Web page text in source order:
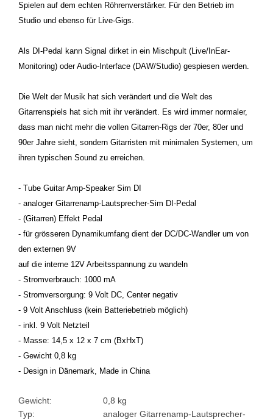
Spielen auf dem echten Röhrenverstärker. Für den Betrieb im
Studio und ebenso für Live-Gigs.
Als DI-Pedal kann Signal dirket in ein Mischpult (Live/InEar-
Monitoring) oder Audio-Interface (DAW/Studio) gespiesen werden.
Die Welt der Musik hat sich verändert und die Welt des
Gitarrenspiels hat sich mit ihr verändert. Es wird immer normaler,
dass man nicht mehr die vollen Gitarren-Rigs der 70er, 80er und
90er Jahre sieht, sondern Gitarristen mit minimalen Systemen, um
ihren typischen Sound zu erreichen.
- Tube Guitar Amp-Speaker Sim DI
- analoger Gitarrenamp-Lautsprecher-Sim DI-Pedal
- (Gitarren) Effekt Pedal
- für grösseren Dynamikumfang dient der DC/DC-Wandler um von
den externen 9V
auf die interne 12V Arbeitsspannung zu wandeln
- Stromverbrauch: 1000 mA
- Stromversorgung: 9 Volt DC, Center negativ
- 9 Volt Anschluss (kein Batteriebetrieb möglich)
- inkl. 9 Volt Netzteil
- Masse: 14,5 x 12 x 7 cm (BxHxT)
- Gewicht 0,8 kg
- Design in Dänemark, Made in China
Gewicht:
0,8 kg
Typ:
analoger Gitarrenamp-Lautsprecher-